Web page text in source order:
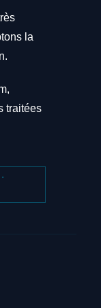
la
traitées